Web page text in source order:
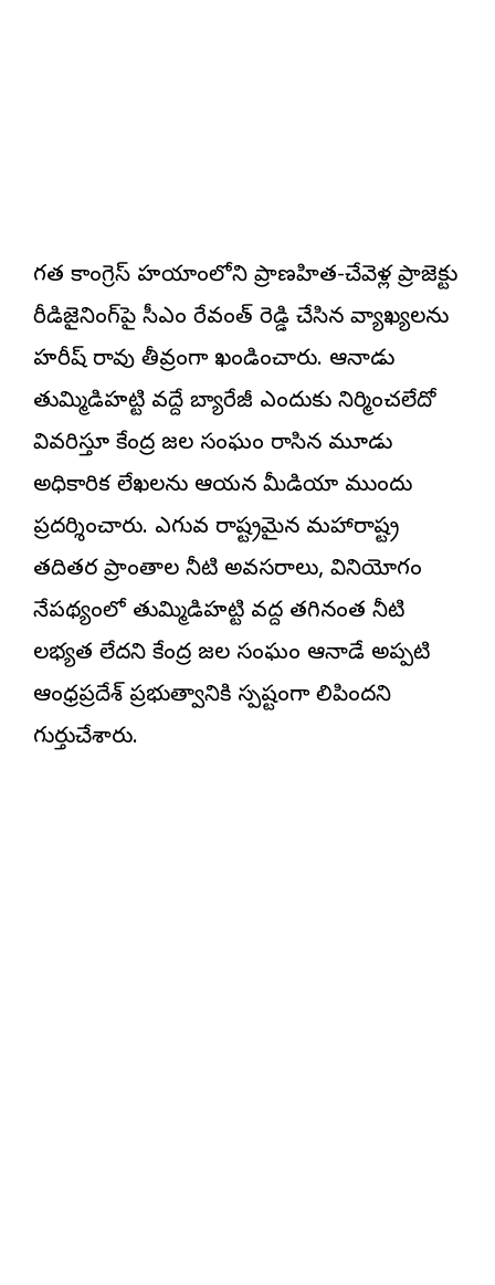
గత కాంగ్రెస్ హయాంలోని ప్రాణహిత-చేవెళ్ల ప్రాజెక్టు
రీడిజైనింగ్‌పై సీఎం రేవంత్ రెడ్డి చేసిన వ్యాఖ్యలను
హరీష్ రావు తీవ్రంగా ఖండించారు. ఆనాడు
తుమ్మిడిహట్టి వద్దే బ్యారేజీ ఎందుకు నిర్మించలేదో
వివరిస్తూ కేంద్ర జల సంఘం రాసిన మూడు
అధికారిక లేఖలను ఆయన మీడియా ముందు
ప్రదర్శించారు. ఎగువ రాష్ట్రమైన మహారాష్ట్ర
తదితర ప్రాంతాల నీటి అవసరాలు, వినియోగం
నేపథ్యంలో తుమ్మిడిహట్టి వద్ద తగినంత నీటి
లభ్యత లేదని కేంద్ర జల సంఘం ఆనాడే అప్పటి
ఆంధ్రప్రదేశ్ ప్రభుత్వానికి స్పష్టంగా తెలిపిందని
గుర్తుచేశారు.